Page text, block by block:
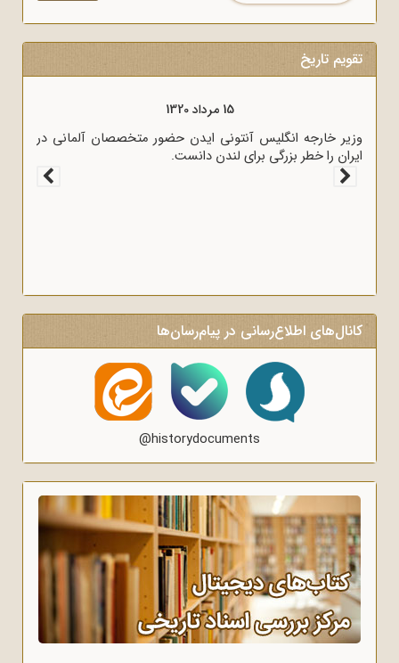
تقویم تاریخ
15 مرداد 1320
وزیر خارجه انگلیس آنتونی ایدن حضور متخصصان آلمانی در
ایران را خطر بزرگی برای لندن دانست.
کانال‌های اطلاع‌رسانی در پیام‌رسان‌ها
@historydocuments